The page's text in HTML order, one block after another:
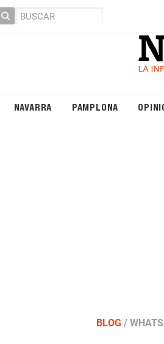
NAVARRA PAMPLONA
BLOG /